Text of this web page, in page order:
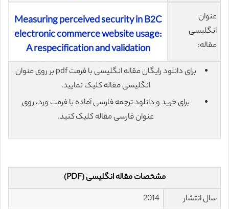
عنوان
انگلیسی
مقاله:
Measuring perceived security in B2C
electronic commerce website usage:
A respecification and validation
برای دانلود رایگان مقاله انگلیسی با فرمت pdf بر روی عنوان
انگلیسی مقاله کلیک نمایید.
برای خرید و دانلود ترجمه فارسی آماده با فرمت ورد، روی
عنوان فارسی مقاله کلیک کنید.
مشخصات مقاله انگلیسی (PDF)
سال انتشار
2014